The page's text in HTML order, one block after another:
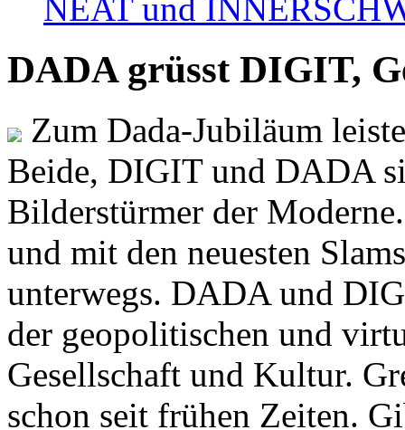
NEAT und
DADA grüsst DIGIT,
Zum Dada-Jubiläum
Beide, DIGIT und DADA
Bilderstürmer der
und mit den neuesten
unterwegs. DADA und
der geopolitischen und
Gesellschaft und Kultur.
schon seit frühen Zeiten.